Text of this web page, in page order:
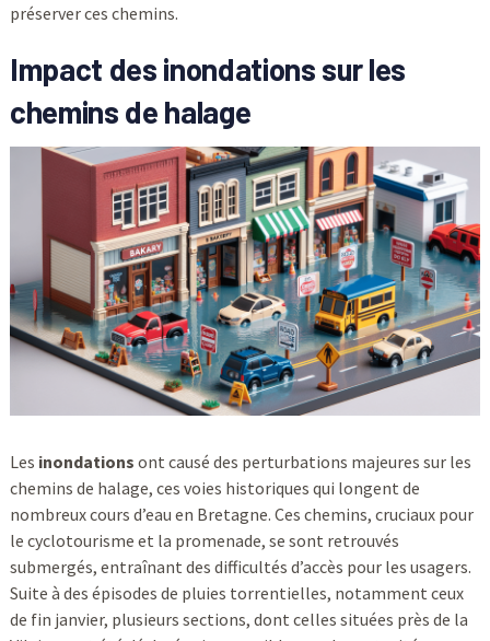
préserver ces chemins.
Impact des inondations sur les
chemins de halage
Les inondations ont causé des perturbations majeures sur les
chemins de halage, ces voies historiques qui longent de
nombreux cours d’eau en Bretagne. Ces chemins, cruciaux pour
le cyclotourisme et la promenade, se sont retrouvés
submergés, entraînant des difficultés d’accès pour les usagers.
Suite à des épisodes de pluies torrentielles, notamment ceux
de fin janvier, plusieurs sections, dont celles situées près de la